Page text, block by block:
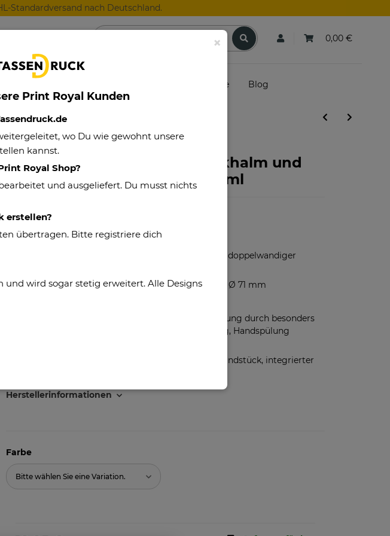
Standardversand nach Deutschland.
0,00 €
Gutscheine Blog
Farben - 420 ml
Edelstahl Cola-Dose mit Trinkhalm und
Wunschtext - 4 Farben - 420 ml
Eigenschaften
Artikelnummer:
Hochwertiger, doppelwandiger
Maße:
Höhe 190 mm, Ø 71 mm
Leichte Reinigung durch besonders
große Öffnung, Handspülung
Klappbares Mundstück, integrierter
Herstellerinformationen
Farbe
Bitte wählen Sie eine Variation.
×
Print Royal Kunden
wo Du wie gewohnt unsere
kannst.
Royal Shop?
und ausgeliefert. Du musst nichts
erstellen?
übertragen. Bitte registriere dich
wird sogar stetig erweitert. Alle Designs